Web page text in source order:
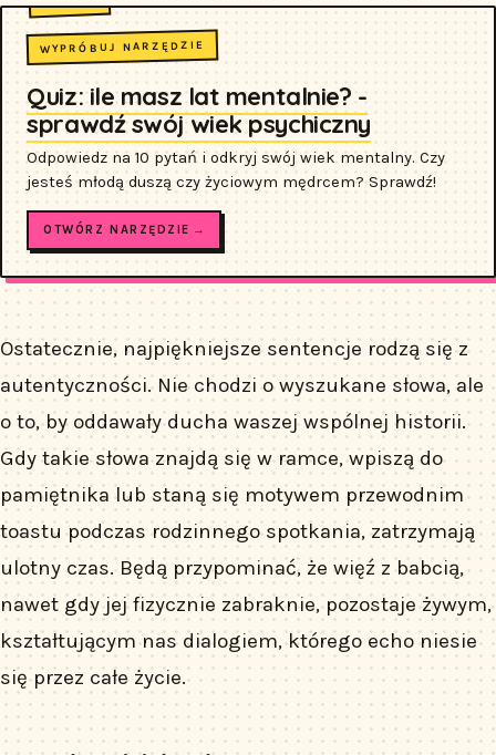
WYPRÓBUJ NARZĘDZIE
Quiz: ile masz lat mentalnie? -
sprawdź swój wiek psychiczny
Odpowiedz na 10 pytań i odkryj swój wiek mentalny. Czy
jesteś młodą duszą czy życiowym mędrcem? Sprawdź!
OTWÓRZ NARZĘDZIE →
Ostatecznie, najpiękniejsze sentencje rodzą się z
autentyczności. Nie chodzi o wyszukane słowa, ale
o to, by oddawały ducha waszej wspólnej historii.
Gdy takie słowa znajdą się w ramce, wpiszą do
pamiętnika lub staną się motywem przewodnim
toastu podczas rodzinnego spotkania, zatrzymają
ulotny czas. Będą przypominać, że więź z babcią,
nawet gdy jej fizycznie zabraknie, pozostaje żywym,
kształtującym nas dialogiem, którego echo niesie
się przez całe życie.